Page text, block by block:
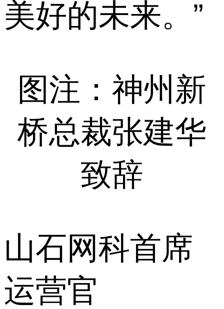
美好的未来。”
图注：神州新
桥总裁张建华
致辞
山石网科首席
运营官